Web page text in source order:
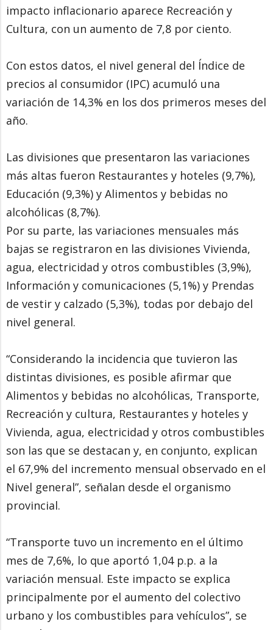
impacto inflacionario aparece Recreación y
Cultura, con un aumento de 7,8 por ciento.
Con estos datos, el nivel general del Índice de
precios al consumidor (IPC) acumuló una
variación de 14,3% en los dos primeros meses del
año.
Las divisiones que presentaron las variaciones
más altas fueron Restaurantes y hoteles (9,7%),
Educación (9,3%) y Alimentos y bebidas no
alcohólicas (8,7%).
Por su parte, las variaciones mensuales más
bajas se registraron en las divisiones Vivienda,
agua, electricidad y otros combustibles (3,9%),
Información y comunicaciones (5,1%) y Prendas
de vestir y calzado (5,3%), todas por debajo del
nivel general.
“Considerando la incidencia que tuvieron las
distintas divisiones, es posible afirmar que
Alimentos y bebidas no alcohólicas, Transporte,
Recreación y cultura, Restaurantes y hoteles y
Vivienda, agua, electricidad y otros combustibles
son las que se destacan y, en conjunto, explican
el 67,9% del incremento mensual observado en el
Nivel general”, señalan desde el organismo
provincial.
“Transporte tuvo un incremento en el último
mes de 7,6%, lo que aportó 1,04 p.p. a la
variación mensual. Este impacto se explica
principalmente por el aumento del colectivo
urbano y los combustibles para vehículos”, se